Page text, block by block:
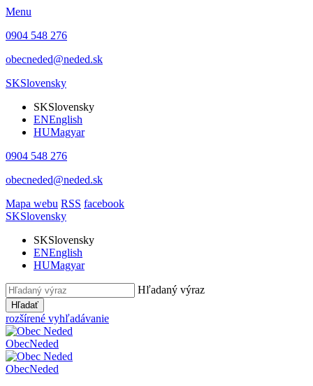
Menu
0904 548 276
obecneded@neded.sk
SKSlovensky
SKSlovensky
ENEnglish
HUMagyar
0904 548 276
obecneded@neded.sk
Mapa webu RSS facebook
SKSlovensky
SKSlovensky
ENEnglish
HUMagyar
Hľadaný výraz
Hľadať
rozšírené vyhľadávanie
ObecNeded
ObecNeded